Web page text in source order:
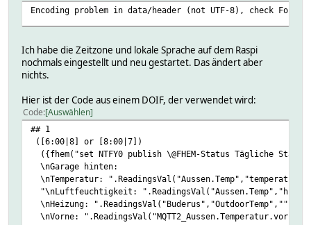
Encoding problem in data/header (not UTF-8), check Forum
Ich habe die Zeitzone und lokale Sprache auf dem Raspi
nochmals eingestellt und neu gestartet. Das ändert aber
nichts.
Hier ist der Code aus einem DOIF, der verwendet wird:
Code Auswählen
## 1
([6:00|8] or [8:00|7])
({fhem("set NTFY0 publish \@FHEM-Status Tägliche
\nGarage hinten:
\nTemperatur:
"\nLuftfeuchtigkeit:
\nHeizung: ".ReadingsVal("Buderus","OutdoorTemp","")."
\nVorne: